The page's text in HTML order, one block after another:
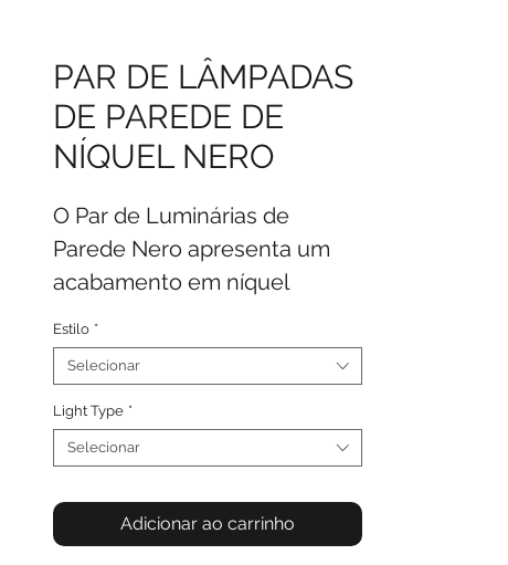
PAR DE LÂMPADAS
DE PAREDE DE
NÍQUEL NERO
O Par de Luminárias de
Parede Nero apresenta um
acabamento em níquel
oferecendo um toque
moderno para realçar
qualquer parede simples.
Ideais para salas de estar,
oferecem praticidade e um
toque decorativo.
Estilo *
Selecionar
Light Type *
Selecionar
Adicionar ao carrinho